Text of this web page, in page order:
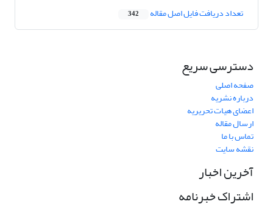
تعداد دریافت فایل اصل مقاله 342
دسترسی سریع
صفحه اصلی
درباره نشریه
اعضای هیات تحریریه
ارسال مقاله
تماس با ما
نقشه سایت
آخرین اخبار
اشتراک خبرنامه